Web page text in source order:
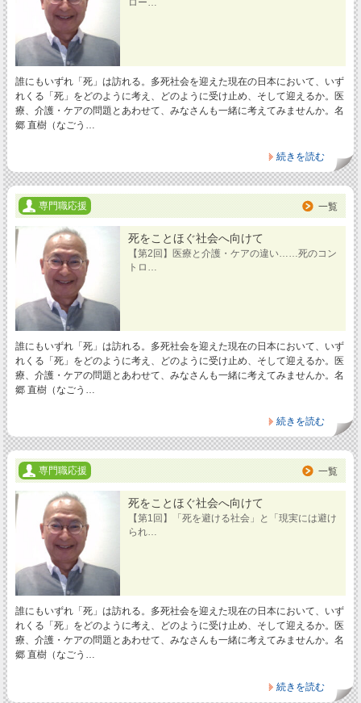
ロー…
誰にもいずれ「死」は訪れる。多死社会を迎えた現在の日本において、いず
れくる「死」をどのように考え、どのように受け止め、そして迎えるか。医
療、介護・ケアの問題とあわせて、みなさんも一緒に考えてみませんか。名
郷 直樹（なごう…
続きを読む
専門職応援 一覧
死をことほぐ社会へ向けて
【第2回】医療と介護・ケアの違い……死のコン
トロ…
誰にもいずれ「死」は訪れる。多死社会を迎えた現在の日本において、いず
れくる「死」をどのように考え、どのように受け止め、そして迎えるか。医
療、介護・ケアの問題とあわせて、みなさんも一緒に考えてみませんか。名
郷 直樹（なごう…
続きを読む
専門職応援 一覧
死をことほぐ社会へ向けて
【第1回】「死を避ける社会」と「現実には避け
られ…
誰にもいずれ「死」は訪れる。多死社会を迎えた現在の日本において、いず
れくる「死」をどのように考え、どのように受け止め、そして迎えるか。医
療、介護・ケアの問題とあわせて、みなさんも一緒に考えてみませんか。名
郷 直樹（なごう…
続きを読む